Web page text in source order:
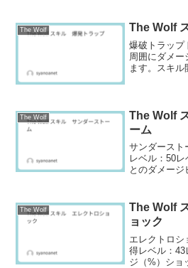
The Wolf The Wolf
爆破トラップ
周囲にダメー
ます。スキル
The Wolf
The Wolf
ーム
サンダースト
レベル：50
とのダメージ
The Wolf
The Wolf
ョック
エレクトロシ
得レベル：43
ジ（%）ショ